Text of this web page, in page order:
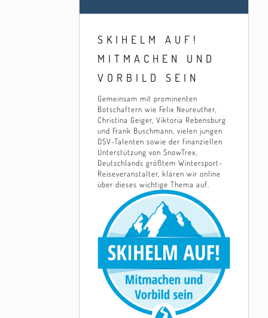
SKIHELM AUF!
MITMACHEN UND
VORBILD SEIN
Gemeinsam mit prominenten
Botschaftern wie Felix Neureuther,
Christina Geiger, Viktoria Rebensburg
und Frank Buschmann, vielen jungen
DSV-Talenten sowie der finanziellen
Unterstützung von SnowTrex,
Deutschlands größtem Wintersport-
Reiseveranstalter, klären wir online
über dieses wichtige Thema auf.